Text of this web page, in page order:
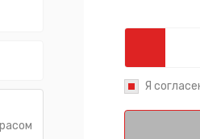
Я
наш специалист свяжется